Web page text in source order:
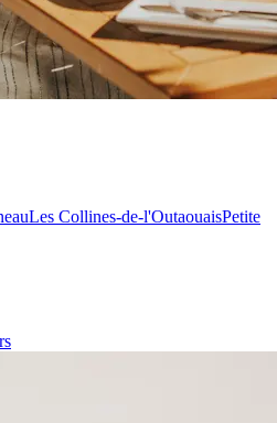
Les Collines-de-l'OutaouaisPetite